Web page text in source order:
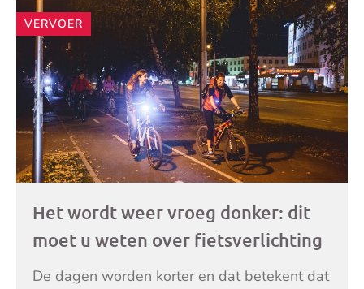
VERVOER
Het wordt weer vroeg donker: dit
moet u weten over fietsverlichting
De dagen worden korter en dat betekent dat